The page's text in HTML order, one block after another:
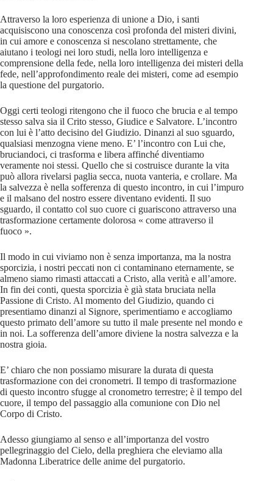
Attraverso la loro esperienza di unione a Dio, i santi
acquisiscono una conoscenza così profonda del misteri divini,
in cui amore e conoscenza si nescolano strettamente, che
aiutano i teologi nei loro studi, nella loro intelligenza e
comprensione della fede, nella loro intelligenza dei misteri della
fede, nell’approfondimento reale dei misteri, come ad esempio
la questione del purgatorio.
Oggi certi teologi ritengono che il fuoco che brucia e al tempo
stesso salva sia il Crito stesso, Giudice e Salvatore. L’incontro
con lui è l’atto decisino del Giudizio. Dinanzi al suo sguardo,
qualsiasi menzogna viene meno. E’ l’incontro con Lui che,
bruciandoci, ci trasforma e libera affinché diventiamo
veramente noi stessi. Quello che si costruisce durante la vita
può allora rivelarsi paglia secca, nuota vanteria, e crollare. Ma
la salvezza è nella sofferenza di questo incontro, in cui l’impuro
e il malsano del nostro essere diventano evidenti. Il suo
sguardo, il contatto col suo cuore ci guariscono attraverso una
trasformazione certamente dolorosa « come attraverso il
fuoco ».
Il modo in cui viviamo non è senza importanza, ma la nostra
sporcizia, i nostri peccati non ci contaminano eternamente, se
almeno siamo rimasti attaccati a Cristo, alla verità e all’amore.
In fin dei conti, questa sporcizia è già stata bruciata nella
Passione di Cristo. Al momento del Giudizio, quando ci
presentiamo dinanzi al Signore, sperimentiamo e accogliamo
questo primato dell’amore su tutto il male presente nel mondo e
in noi. La sofferenza dell’amore diviene la nostra salvezza e la
nostra gioia.
E’ chiaro che non possiamo misurare la durata di questa
trasformazione con dei cronometri. Il tempo di trasformazione
di questo incontro sfugge al cronometro terrestre; è il tempo del
cuore, il tempo del passaggio alla comunione con Dio nel
Corpo di Cristo.
Adesso giungiamo al senso e all’importanza del vostro
pellegrinaggio del Cielo, della preghiera che eleviamo alla
Madonna Liberatrice delle anime del purgatorio.